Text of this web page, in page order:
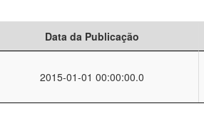
Data da Publicação
2015-01-01 00:00:00.0